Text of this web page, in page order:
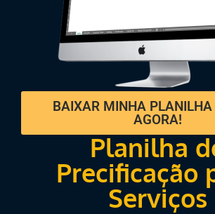
BAIXAR MINHA PLANILHA
AGORA!
Planilha
Precificação
Serviços